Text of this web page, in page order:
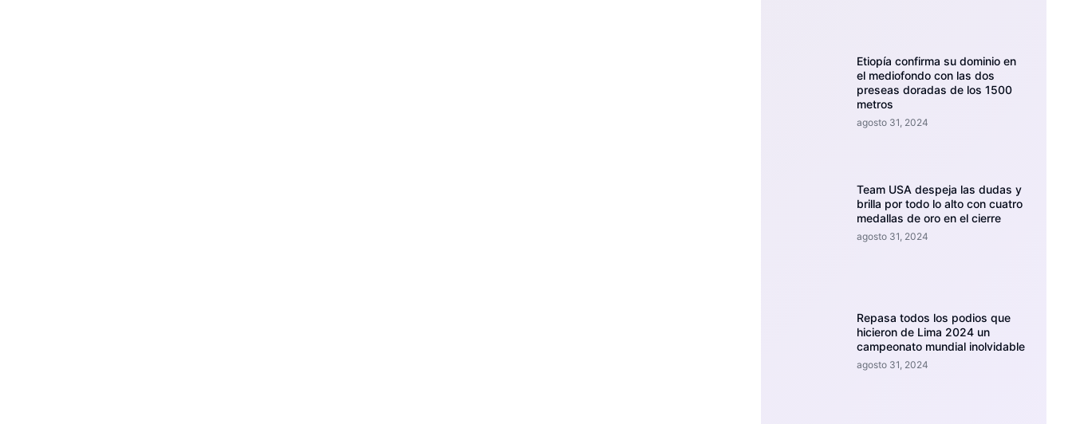
Etiopía confirma su dominio en
el mediofondo con las dos
preseas doradas de los 1500
metros
agosto 31, 2024
Team USA despeja las dudas y
brilla por todo lo alto con cuatro
medallas de oro en el cierre
agosto 31, 2024
Repasa todos los podios que
hicieron de Lima 2024 un
campeonato mundial inolvidable
agosto 31, 2024